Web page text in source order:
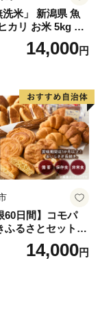
洗米」 新潟県 魚
カリ お米 5kg こ
米 米（お米の美
方ガイド付き）
14,000円
60日間】コモパ
るさとセット
）／災害用備蓄
食 防災グッズに
14,000円